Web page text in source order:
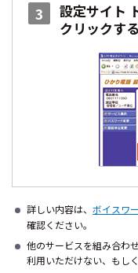
3
設定サイト
クリックす
詳しい内容は、ボイスワ
確認ください。
他のサービスを組み合わ
利用いただけない、もし